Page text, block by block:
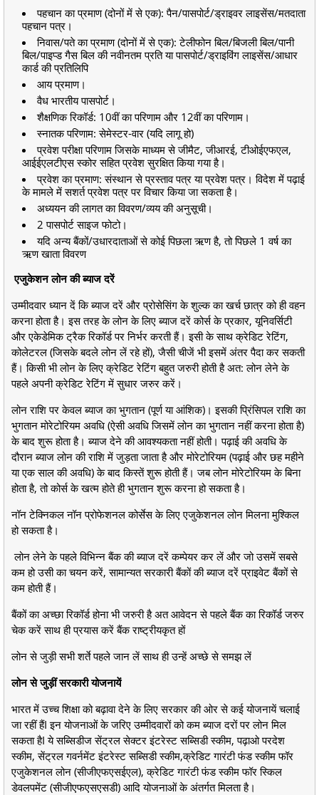
पहचान का प्रमाण (दोनों में से एक): पैन/पासपोर्ट/ड्राइवर लाइसेंस/मतदाता
पहचान पत्र।
निवास/पते का प्रमाण (दोनों में से एक): टेलीफोन बिल/बिजली बिल/पानी
बिल/पाइप्ड गैस बिल की नवीनतम प्रति या पासपोर्ट/ड्राइविंग लाइसेंस/आधार
कार्ड की प्रतिलिपि
आय प्रमाण।
वैध भारतीय पासपोर्ट।
शैक्षणिक रिकॉर्ड: 10वीं का परिणाम और 12वीं का परिणाम।
स्नातक परिणाम: सेमेस्टर-वार (यदि लागू हो)
प्रवेश परीक्षा परिणाम जिसके माध्यम से जीमैट, जीआरई, टीओईएफएल,
आईईएलटीएस स्कोर सहित प्रवेश सुरक्षित किया गया है।
प्रवेश का प्रमाण: संस्थान से प्रस्ताव पत्र या प्रवेश पत्र। विदेश में पढ़ाई
के मामले में सशर्त प्रवेश पत्र पर विचार किया जा सकता है।
अध्ययन की लागत का विवरण/व्यय की अनुसूची।
2 पासपोर्ट साइज फोटो।
यदि अन्य बैंकों/उधारदाताओं से कोई पिछला ऋण है, तो पिछले 1 वर्ष का
ऋण खाता विवरण
एजुकेशन लोन की ब्याज दरें
उम्मीदवार ध्यान दें कि ब्याज दरें और प्रोसेसिंग के शुल्क का खर्च छात्र को ही वहन
करना होता है। इस तरह के लोन के लिए ब्याज दरें कोर्स के प्रकार, यूनिवर्सिटी
और एकेडेमिक ट्रैक रिकॉर्ड पर निर्भर करती हैं। इसी के साथ क्रेडिट रेटिंग,
कोलेटरल (जिसके बदले लोन लें रहे हों), जैसी चीजें भी इसमें अंतर पैदा कर सकती
हैं। किसी भी लोन के लिए क्रेडिट रेटिंग बहुत जरुरी होती है अत: लोन लेने के
पहले अपनी क्रेडिट रेटिंग में सुधार जरुर करें।
लोन राशि पर केवल ब्याज का भुगतान (पूर्ण या आंशिक)। इसकी प्रिंसिपल राशि का
भुगतान मोरेटोरियम अवधि (ऐसी अवधि जिसमें लोन का भुगतान नहीं करना होता है)
के बाद शुरू होता है। ब्याज देने की आवश्यकता नहीं होती। पढ़ाई की अवधि के
दौरान ब्याज लोन की राशि में जुड़ता जाता है और मोरेटोरियम (पढ़ाई और छह महीने
या एक साल की अवधि) के बाद किस्तें शुरू होती हैं। जब लोन मोरेटोरियम के बिना
होता है, तो कोर्स के खत्म होते ही भुगतान शुरू करना हो सकता है।
नॉन टेक्निकल नॉन प्रोफेशनल कोर्सेस के लिए एजुकेशनल लोन मिलना मुश्किल
हो सकता है।
लोन लेने के पहले विभिन्न बैंक की ब्याज दरें कम्पेयर कर लें और जो उसमें सबसे
कम हो उसी का चयन करें, सामान्यत सरकारी बैंकों की ब्याज दरें प्राइवेट बैंकों से
कम होती हैं।
बैंकों का अच्छा रिकॉर्ड होना भी जरुरी है अत आवेदन से पहले बैंक का रिकॉर्ड जरुर
चेक करें साथ ही प्रयास करें बैंक राष्ट्रीयकृत हों
लोन से जुड़ी सभी शर्ते पहले जान लें साथ ही उन्हें अच्छे से समझ लें
लोन से जुड़ीं सरकारी योजनायें
भारत में उच्च शिक्षा को बढ़ावा देने के लिए सरकार की ओर से कई योजनायें चलाई
जा रहीं हैंI इन योजनाओं के जरिए उम्मीदवारों को कम ब्याज दरों पर लोन मिल
सकता हैI ये सब्सिडीज सेंट्रल सेक्टर इंटरेस्ट सब्सिडी स्कीम, पढ़ाओ परदेश
स्कीम, सेंट्रल गवर्नमेंट इंटरेस्ट सब्सिडी स्कीम,क्रेडिट गारंटी फंड स्कीम फॉर
एजुकेशनल लोन (सीजीएफएसईएल), क्रेडिट गारंटी फंड स्कीम फॉर स्किल
डेवलपमेंट (सीजीएफएसएसडी) आदि योजनाओं के अंतर्गत मिलता है।